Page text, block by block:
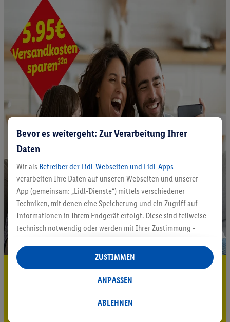
5.95 € Versand sparen³²ᵃ
Bevor es weitergeht: Zur Verarbeitung Ihrer
Daten
Wir als Betreiber der Lidl-Webseiten und Lidl-Apps
verarbeiten Ihre Daten auf unseren Webseiten und unserer
App (gemeinsam: „Lidl-Dienste“) mittels verschiedener
Techniken, mit denen eine Speicherung und ein Zugriff auf
Informationen in Ihrem Endgerät erfolgt. Diese sind teilweise
technisch notwendig oder werden mit Ihrer Zustimmung -
auch durch Partner (u.a.
Verantwortliche; im Zusammenhang mit dem IAB TCF
insgesamt
Statistik-Erstellung oder für personalisierte Werbung
Datenverarbeitungen für personalisierte Werbung werden
ABLEHNEN
ANPASSEN
ZUSTIMMEN